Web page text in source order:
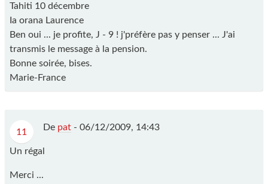
Tahiti 10 décembre
Ia orana Laurence
Ben oui ... je profite, J - 9 ! j'préfère pas y penser ... J'ai
transmis le message à la pension.
Bonne soirée, bises.
Marie-France
11 De pat - 06/12/2009, 14:43
Un régal
Merci ...